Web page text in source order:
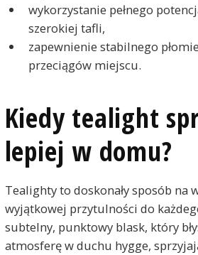
wykorzystanie pełnego
szerokiej tafli,
zapewnienie stabilnego
przeciągów miejscu.
Kiedy tealight
lepiej w domu?
Tealighty to doskonały sposób na
wyjątkowej przytulności do
subtelny, punktowy blask, który
atmosferę w duchu hygge,